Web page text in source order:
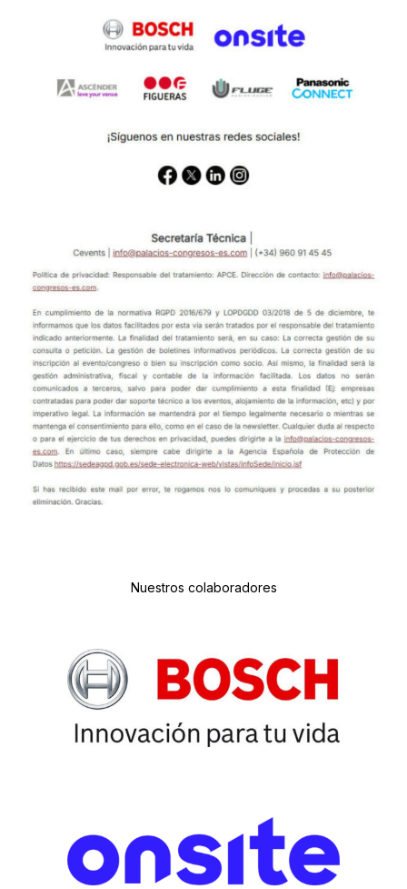
Nuestros colaboradores